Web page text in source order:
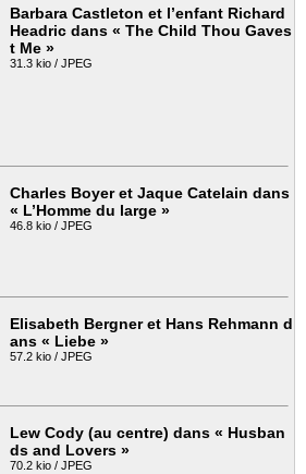
Barbara Castleton et l’enfant Richard
Headric dans « The Child Thou Gaves
t Me »
31.3 kio / JPEG
Charles Boyer et Jaque Catelain dans
« L’Homme du large »
46.8 kio / JPEG
Elisabeth Bergner et Hans Rehmann d
ans « Liebe »
57.2 kio / JPEG
Lew Cody (au centre) dans « Husban
ds and Lovers »
70.2 kio / JPEG